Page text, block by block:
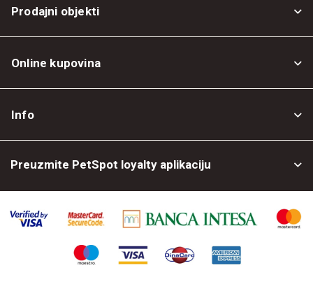
Prodajni objekti
Online kupovina
Info
Preuzmite PetSpot loyalty aplikaciju